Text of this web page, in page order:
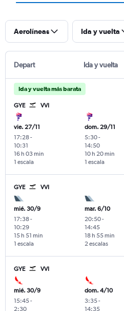
Aerolíneas Ida y vuelta
Depart Ida y vuelta
Ida y vuelta más barata
GYE VVI
vie. 27/11
17:28-
10:31
1 escala
16 h 03 min
dom. 29/11
5:30-
14:50
1 escala
10 h 20 min
GYE VVI
mié. 30/9
17:38-
10:29
1 escala
15 h 51 min
mar. 6/10
20:50-
14:45
2 escalas
18 h 55 min
GYE VVI
mié. 30/9
15:45-
2:30
dom. 4/10
3:35-
14:35